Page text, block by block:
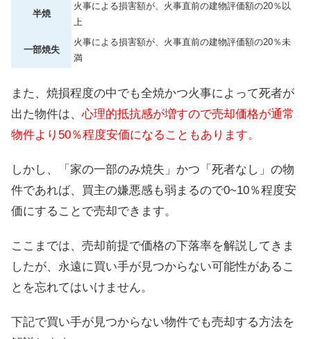
半焼
火事による損害額が、火事直前の建物評価額の20％以
上
一部焼失
火事による損害額が、火事直前の建物評価額の20％未
満
また、焼損程度の中でも全焼かつ火事によって死者が
出た物件は、心理的抵抗感が増すので売却価格が通常
物件より50％程度安価になることもあります。
しかし、「家の一部のみ焼失」かつ「死者なし」の物
件であれば、買主の嫌悪感も弱まるので0~10％程度安
価にすることで売却できます。
ここまでは、売却前提で価格の下落率を解説してきま
したが、永遠に買い手が見つからない可能性があるこ
とを忘れてはいけません。
下記で買い手が見つからない物件でも売却する方法を